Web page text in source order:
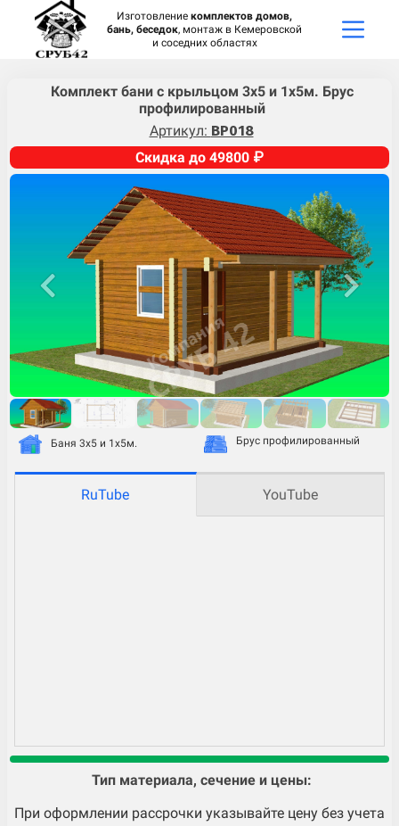
Изготовление комплектов домов,
бань, беседок, монтаж в Кемеровской
и соседних областях
Комплект бани с крыльцом 3х5 и 1х5м. Брус
профилированный
Артикул: BP018
Скидка до 49800 ₽
Баня 3х5 и 1х5м. Брус профилированный
RuTube YouTube
Тип материала, сечение и цены:
При оформлении рассрочки указывайте цену без учета